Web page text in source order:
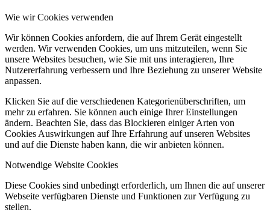
Wie wir Cookies verwenden
Wir können Cookies anfordern, die auf Ihrem Gerät eingestellt
werden. Wir verwenden Cookies, um uns mitzuteilen, wenn Sie
unsere Websites besuchen, wie Sie mit uns interagieren, Ihre
Nutzererfahrung verbessern und Ihre Beziehung zu unserer Website
anpassen.
Klicken Sie auf die verschiedenen Kategorienüberschriften, um
mehr zu erfahren. Sie können auch einige Ihrer Einstellungen
ändern. Beachten Sie, dass das Blockieren einiger Arten von
Cookies Auswirkungen auf Ihre Erfahrung auf unseren Websites
und auf die Dienste haben kann, die wir anbieten können.
Notwendige Website Cookies
Diese Cookies sind unbedingt erforderlich, um Ihnen die auf unserer
Webseite verfügbaren Dienste und Funktionen zur Verfügung zu
stellen.